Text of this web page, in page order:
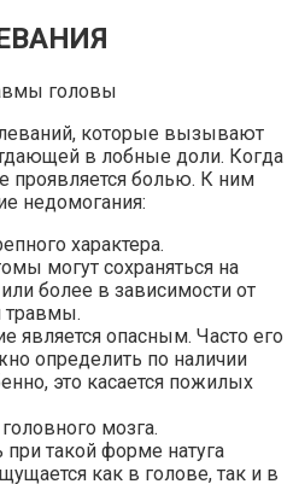
которые вызывают
в лобные доли. Когда
проявляется болью. К ним
недомогания:
характера.
могут сохраняться на
более в зависимости от
травмы.
является опасным. Часто его
определить по наличии
это касается пожилых
мозга.
такой форме натуга
как в голове, так и в